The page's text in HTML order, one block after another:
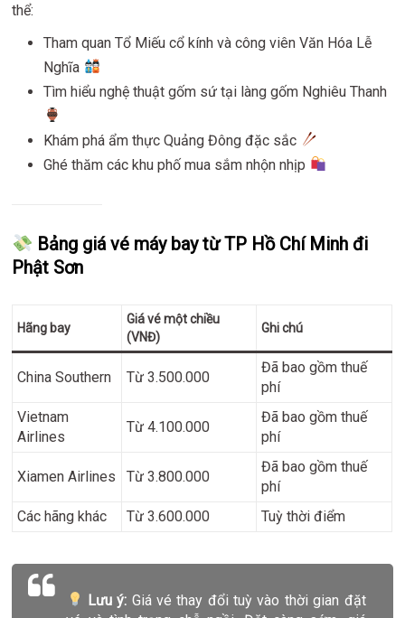
thể:
Tham quan Tổ Miếu cổ kính và công viên Văn Hóa Lễ
Nghĩa
Tìm hiểu nghệ thuật gốm sứ tại làng gốm Nghiêu Thanh
Khám phá ẩm thực Quảng Đông đặc sắc
Ghé thăm các khu phố mua sắm nhộn nhịp
Bảng giá vé máy bay từ TP Hồ Chí Minh đi
Phật Sơn
Hãng bay
Giá vé một chiều
(VNĐ)
Ghi chú
China Southern Từ 3.500.000
Đã bao gồm thuế
phí
Vietnam
Airlines
Từ 4.100.000
Đã bao gồm thuế
phí
Xiamen Airlines Từ 3.800.000
Đã bao gồm thuế
phí
Các hãng khác
Từ 3.600.000 Tuỳ thời điểm
Lưu ý: Giá vé thay đổi tuỳ vào thời gian đặt